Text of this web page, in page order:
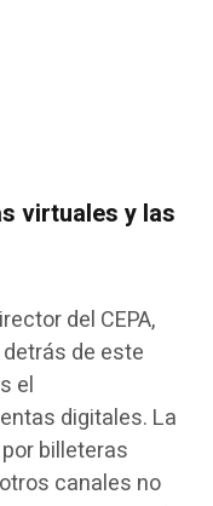
virtuales y las
del CEPA,
de este
el
digitales. La
billeteras
canales no